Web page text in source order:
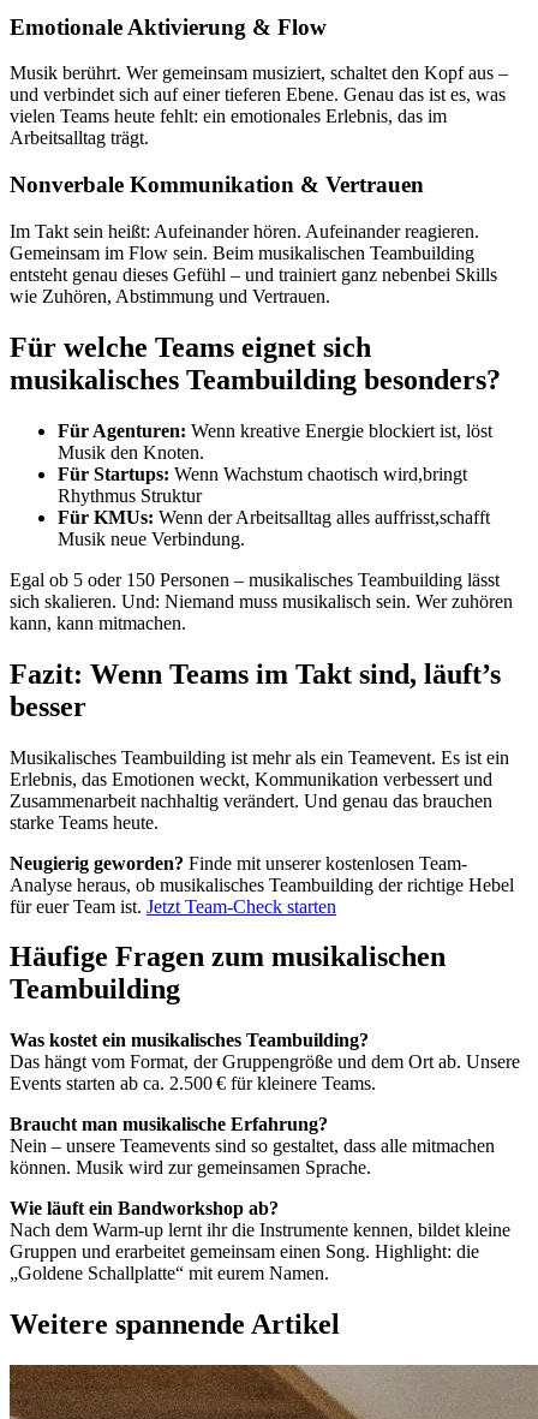
Emotionale Aktivierung & Flow
Musik berührt. Wer gemeinsam musiziert, schaltet den Kopf aus –
und verbindet sich auf einer tieferen Ebene. Genau das ist es, was
vielen Teams heute fehlt: ein emotionales Erlebnis, das im
Arbeitsalltag trägt.
Nonverbale Kommunikation & Vertrauen
Im Takt sein heißt: Aufeinander hören. Aufeinander reagieren.
Gemeinsam im Flow sein. Beim musikalischen Teambuilding
entsteht genau dieses Gefühl – und trainiert ganz nebenbei Skills
wie Zuhören, Abstimmung und Vertrauen.
Für welche Teams eignet sich
musikalisches Teambuilding besonders?
Für Agenturen: Wenn kreative Energie blockiert ist, löst
Musik den Knoten.
Für Startups: Wenn Wachstum chaotisch wird,bringt
Rhythmus Struktur
Für KMUs: Wenn der Arbeitsalltag alles auffrisst,schafft
Musik neue Verbindung.
Egal ob 5 oder 150 Personen – musikalisches Teambuilding lässt
sich skalieren. Und: Niemand muss musikalisch sein. Wer zuhören
kann, kann mitmachen.
Fazit: Wenn Teams im Takt sind, läuft’s
besser
Musikalisches Teambuilding ist mehr als ein Teamevent. Es ist ein
Erlebnis, das Emotionen weckt, Kommunikation verbessert und
Zusammenarbeit nachhaltig verändert. Und genau das brauchen
starke Teams heute.
Neugierig geworden? Finde mit unserer kostenlosen Team-
Analyse heraus, ob musikalisches Teambuilding der richtige Hebel
für euer Team ist. Jetzt Team-Check starten
Häufige Fragen zum musikalischen
Teambuilding
Was kostet ein musikalisches Teambuilding?
Das hängt vom Format, der Gruppengröße und dem Ort ab. Unsere
Events starten ab ca. 2.500 € für kleinere Teams.
Braucht man musikalische Erfahrung?
Nein – unsere Teamevents sind so gestaltet, dass alle mitmachen
können. Musik wird zur gemeinsamen Sprache.
Wie läuft ein Bandworkshop ab?
Nach dem Warm-up lernt ihr die Instrumente kennen, bildet kleine
Gruppen und erarbeitet gemeinsam einen Song. Highlight: die
„Goldene Schallplatte“ mit eurem Namen.
Weitere spannende Artikel